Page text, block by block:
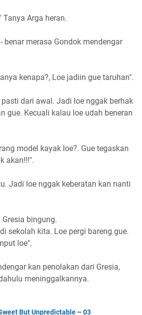
Tanya Arga heran.
benar merasa Gondok mendengar
kenapa?, Loe jadiin gue taruhan".
dari awal. Jadi loe nggak berhak
gue. Kecuali kalau loe udah beneran
model kayak loe?. Gue tegaskan
akan!!!".
Jadi loe nggak keberatan kan nanti
bingung.
sekolah kita. Loe pergi bareng gue.
loe".
kan penolakan dari Gresia,
meninggalkannya.
But Unpredictable ~ 03